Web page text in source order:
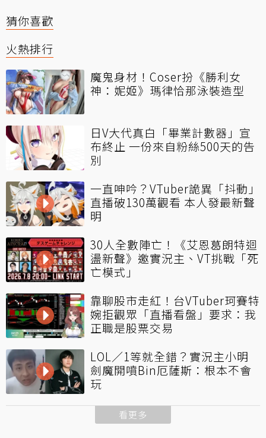
猜你喜歡
火熱排行
魔鬼身材！Coser扮《勝利女
神：妮姬》瑪律恰那泳裝造型
日V大代真白「畢業計數器」宣
布終止 一份來自粉絲500天的告
別
一直呻吟？VTuber詭異「抖動」
直播破130萬觀看 本人發最新聲
明
30人全數陣亡！《艾恩葛朗特迴
盪新聲》邀實況主、VT挑戰「死
亡模式」
靠聊股市走紅！台VTuber珂賽特
婉拒觀眾「直播看盤」要求：我
正職是股票交易
LOL／1等就全錯？實況主小明
劍魔開噴Bin厄薩斯：根本不會
玩
看更多